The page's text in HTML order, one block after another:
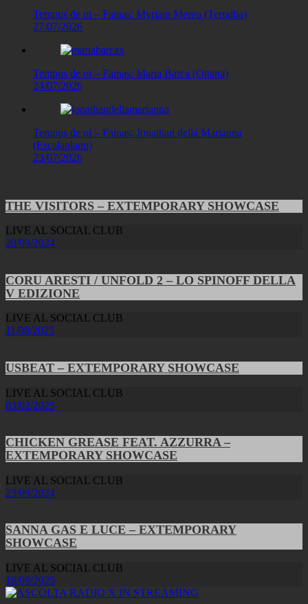
Tempus de oi – Fainas: Myriam Mereu (Terralba)
27/07/2026
Tempus de oi – Fainas: Maria Barca (Ottana)
24/07/2026
Tempus de oi – Fainas: Jonathan della Marianna
(Escalaplano)
23/07/2026
THE VISITORS – EXTEMPORARY SHOWCASE
LIVE AL SOCIAL CLUB
20/09/2024
CORU ARESTI / UNFOLD 2 – LO SPINOFF DELLA
V EDIZIONE
LIVE AL SOCIAL CLUB
11/08/2025
USBEAT – EXTEMPORARY SHOWCASE
LIVE AL SOCIAL CLUB
03/02/2025
CHICKEN GREASE FEAT. AZZURRA –
EXTEMPORARY SHOWCASE
LIVE AL SOCIAL CLUB
23/09/2024
SANNA GAS E LUCE – EXTEMPORARY
SHOWCASE
LIVE AL SOCIAL CLUB
16/09/2025